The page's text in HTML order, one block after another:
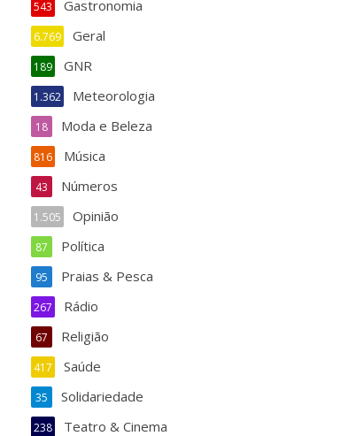
Gastronomia
543
Geral
6.769
GNR
189
Meteorologia
1.362
Moda e Beleza
18
Música
816
Números
43
Opinião
1.505
Política
87
Praias & Pesca
95
Rádio
267
Religião
67
Saúde
417
Solidariedade
35
Teatro & Cinema
238